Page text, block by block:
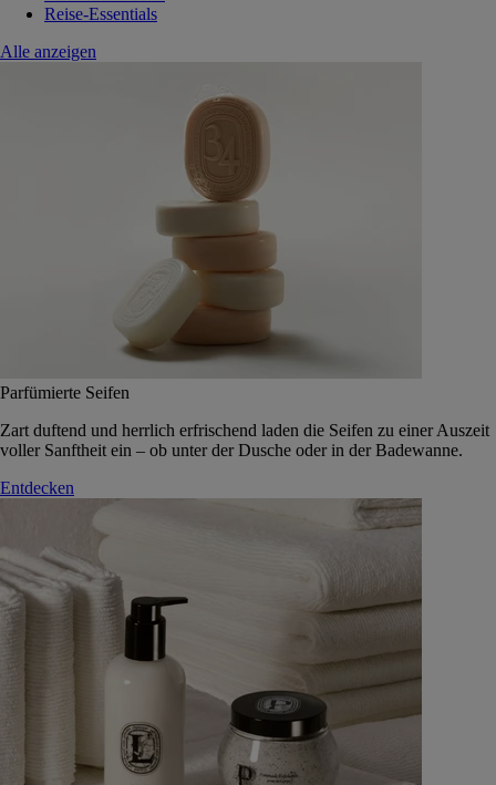
Reise-Essentials
Alle anzeigen
Parfümierte Seifen
Zart duftend und herrlich erfrischend laden die Seifen zu einer Auszeit
voller Sanftheit ein – ob unter der Dusche oder in der Badewanne.
Entdecken